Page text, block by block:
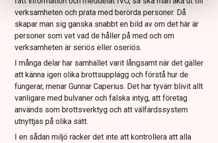
verksamheten och prata med berörda personer. Då
skapar man sig ganska snabbt en bild av om det här är
personer som vet vad de håller på med och om
verksamheten är seriös eller oseriös.
I många delar har samhället varit långsamt när det gäller
att känna igen olika brottsupplägg och förstå hur de
fungerar, menar Gunnar Caperius. Det har tyvärr blivit allt
vanligare med bulvaner och falska intyg, att företag
används som brottsverktyg och att välfärdssystem
utnyttjas på olika sätt.
I en sådan miljö räcker det inte att kontrollera att alla